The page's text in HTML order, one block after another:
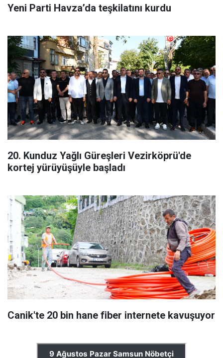
Yeni Parti Havza’da teşkilatını kurdu
20. Kunduz Yağlı Güreşleri Vezirköprü'de
kortej yürüyüşüyle başladı
Canik'te 20 bin hane fiber internete kavuşuyor